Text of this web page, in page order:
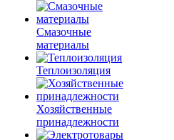
Смазочные
материалы
Теплоизоляция
Хозяйственные
принадлежности